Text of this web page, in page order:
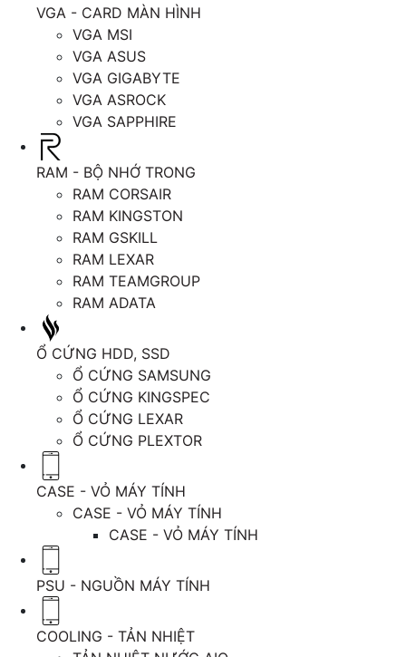
VGA - CARD MÀN HÌNH
VGA MSI
VGA ASUS
VGA GIGABYTE
VGA ASROCK
VGA SAPPHIRE
RAM - BỘ NHỚ TRONG
RAM CORSAIR
RAM KINGSTON
RAM GSKILL
RAM LEXAR
RAM TEAMGROUP
RAM ADATA
Ổ CỨNG HDD, SSD
Ổ CỨNG SAMSUNG
Ổ CỨNG KINGSPEC
Ổ CỨNG LEXAR
Ổ CỨNG PLEXTOR
CASE - VỎ MÁY TÍNH
CASE - VỎ MÁY TÍNH
CASE - VỎ MÁY TÍNH
PSU - NGUỒN MÁY TÍNH
COOLING - TẢN NHIỆT